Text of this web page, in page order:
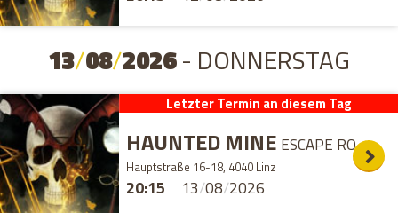
13/08/2026- DONNERSTAG
Letzter Termin an diesem Tag
13/08/2026
20:15
HAUNTED MINE ESCAPE ROOM
Hauptstraße 16-18, 4040 Linz